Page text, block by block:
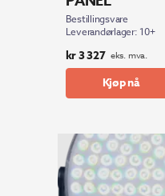
Bestillingsvare
Leverandørlager: 10+
kr3 327 eks. mva.
Kjøp nå